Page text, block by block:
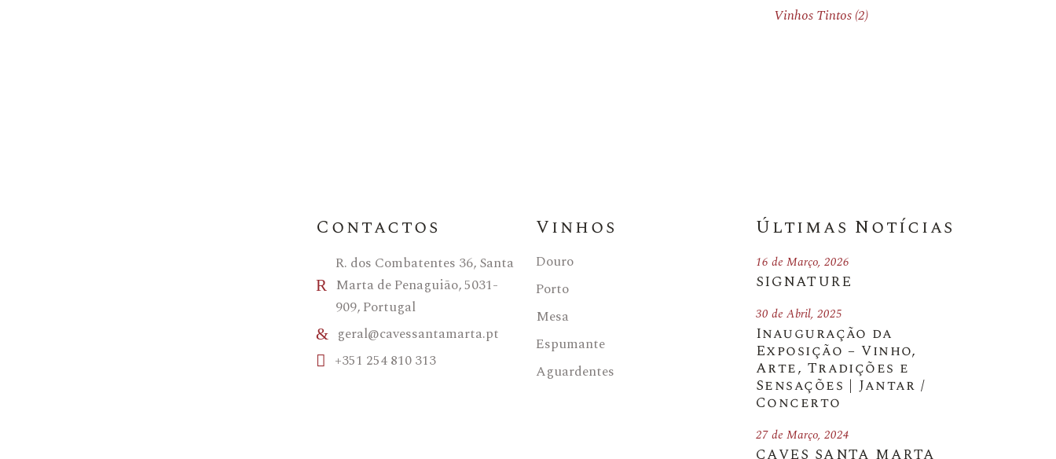
Vinhos Tintos(2)
Contactos
R. dos Combatentes 36, Santa
Marta de Penaguião, 5031-
909, Portugal
geral@cavessantamarta.pt
+351 254 810 313
Vinhos
Douro
Porto
Mesa
Espumante
Aguardentes
Últimas Notícias
SIGNATURE
16 de Março, 2026
Inauguração da
Exposição – Vinho,
Arte, Tradições e
Sensações | Jantar /
Concerto
30 de Abril, 2025
27 de Março, 2024